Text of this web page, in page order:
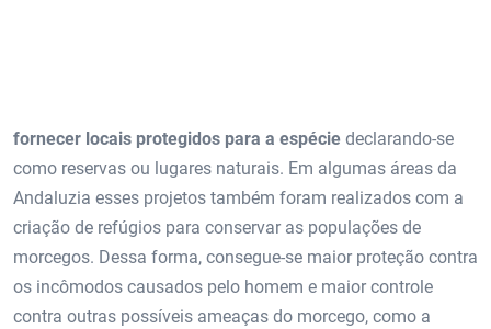
fornecer locais protegidos para a espécie declarando-se
como reservas ou lugares naturais. Em algumas áreas da
Andaluzia esses projetos também foram realizados com a
criação de refúgios para conservar as populações de
morcegos. Dessa forma, consegue-se maior proteção contra
os incômodos causados ​​pelo homem e maior controle
contra outras possíveis ameaças do morcego, como a